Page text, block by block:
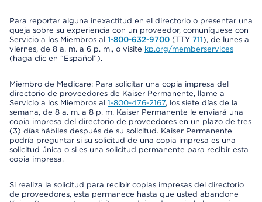
Para reportar alguna inexactitud en el directorio o presentar una
queja sobre su experiencia con un proveedor, comuníquese con
Servicio a los Miembros al 1-800-632-9700 (TTY 711), de lunes a
viernes, de 8 a. m. a 6 p. m., o visite kp.org/memberservices
(haga clic en “Español”).
Miembro de Medicare: Para solicitar una copia impresa del
directorio de proveedores de Kaiser Permanente, llame a
Servicio a los Miembros al 1-800-476-2167, los siete días de la
semana, de 8 a. m. a 8 p. m. Kaiser Permanente le enviará una
copia impresa del directorio de proveedores en un plazo de tres
(3) días hábiles después de su solicitud. Kaiser Permanente
podría preguntar si su solicitud de una copia impresa es una
solicitud única o si es una solicitud permanente para recibir esta
copia impresa.
Si realiza la solicitud para recibir copias impresas del directorio
de proveedores, esta permanece hasta que usted abandone